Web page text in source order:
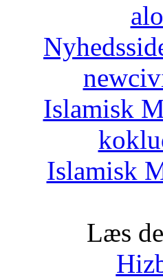
Islamisk
Islamisk
Læs